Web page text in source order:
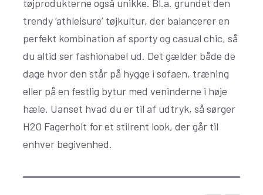
tøjprodukterne også unikke. Bl.a. grundet den
trendy ‘athleisure’ tøjkultur, der balancerer en
perfekt kombination af sporty og casual chic, så
du altid ser fashionabel ud. Det gælder både de
dage hvor den står på hygge i sofaen, træning
eller på en festlig bytur med veninderne i høje
hæle. Uanset hvad du er til af udtryk, så sørger
H2O Fagerholt for et stilrent look, der går til
enhver begivenhed.